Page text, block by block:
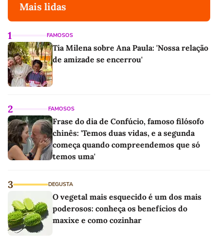
Mais lidas
1 FAMOSOS
Tia Milena sobre Ana Paula: 'Nossa relação
de amizade se encerrou'
2 FAMOSOS
Frase do dia de Confúcio, famoso filósofo
chinês: 'Temos duas vidas, e a segunda
começa quando compreendemos que só
temos uma'
3 DEGUSTA
O vegetal mais esquecido é um dos mais
poderosos: conheça os benefícios do
maxixe e como cozinhar